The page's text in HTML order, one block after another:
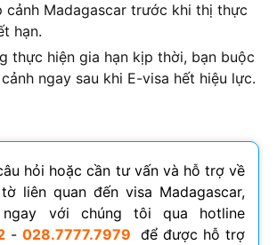
cảnh Madagascar trước khi thị thực
hạn.
thực hiện gia hạn kịp thời, bạn buộc
ngay sau khi E-visa hết hiệu lực.
hỏi hoặc cần tư vấn và hỗ trợ về
liên quan đến visa Madagascar,
với chúng tôi qua hotline
- 028.7777.7979 để được hỗ trợ